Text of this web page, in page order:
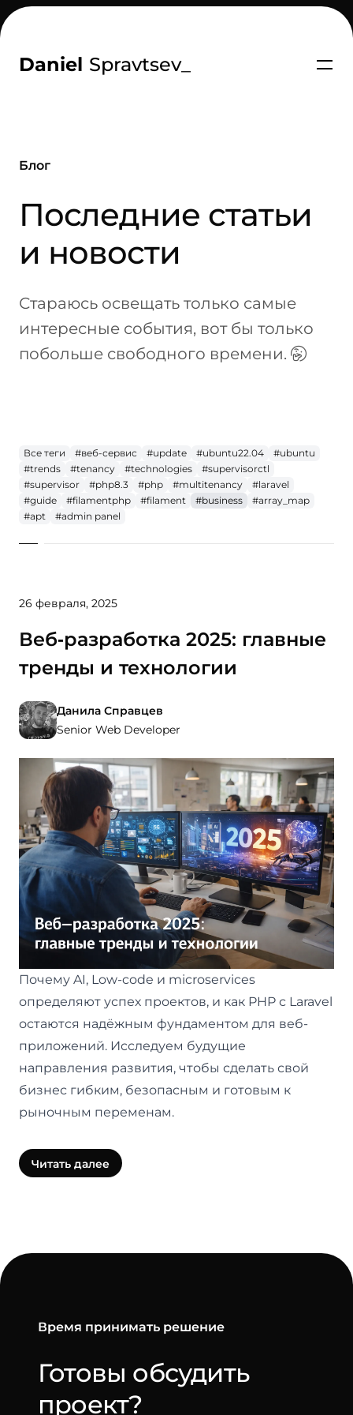
Daniel Spravtsev_
Блог
Последние статьи
и новости
Стараюсь освещать только самые
интересные события, вот бы только
побольше свободного времени.
Все теги #веб-сервис #update #ubuntu22.04
#ubuntu
#trends
#tenancy #technologies
#supervisorctl
#supervisor
#php8.3 #php #multitenancy
#laravel
#guide
#filamentphp #filament #business
#array_map
#apt
#admin panel
Веб‑разработка 2025: главные
тренды и технологии
Опубликовано
26 февраля, 2025
АвторДанила Справцев
Senior Web Developer
Senior Web Developer
Почему AI, Low-code и microservices
определяют успех проектов, и как PHP с Laravel
остаются надёжным фундаментом для веб-
приложений. Исследуем будущие
направления развития, чтобы сделать свой
бизнес гибким, безопасным и готовым к
рыночным переменам.
Читать далее
Время принимать решение
-Готовы обсудить
проект?